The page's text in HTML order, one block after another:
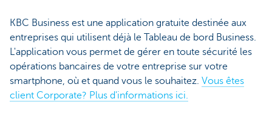
KBC Business est une application gratuite destinée aux
entreprises qui utilisent déjà le Tableau de bord Business.
L'application vous permet de gérer en toute sécurité les
opérations bancaires de votre entreprise sur votre
smartphone, où et quand vous le souhaitez. Vous êtes
client Corporate? Plus d'informations ici.